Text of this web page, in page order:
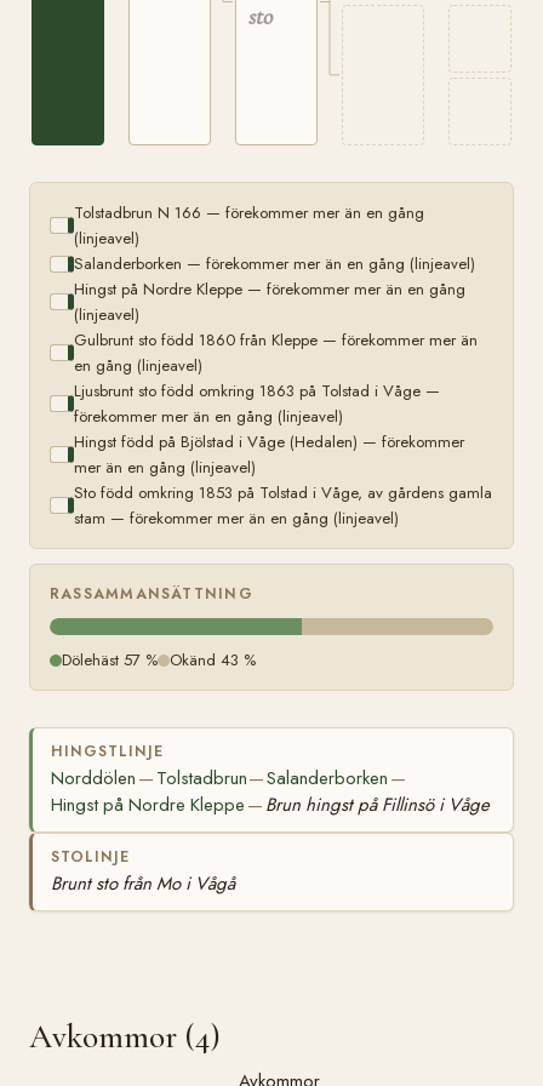
sto
Tolstadbrun N 166 — förekommer mer än en gång
(linjeavel)
Salanderborken — förekommer mer än en gång (linjeavel)
Hingst på Nordre Kleppe — förekommer mer än en gång
(linjeavel)
Gulbrunt sto född 1860 från Kleppe — förekommer mer än
en gång (linjeavel)
Ljusbrunt sto född omkring 1863 på Tolstad i Våge —
förekommer mer än en gång (linjeavel)
Hingst född på Bjölstad i Våge (Hedalen) — förekommer
mer än en gång (linjeavel)
Sto född omkring 1853 på Tolstad i Våge, av gårdens gamla
stam — förekommer mer än en gång (linjeavel)
RASSAMMANSÄTTNING
Dölehäst 57 % Okänd 43 %
HINGSTLINJE
Norddölen — Tolstadbrun—Salanderborken —
Hingst på Nordre Kleppe — Brun hingst på Fillinsö i Våge
STOLINJE
Brunt sto från Mo i Vågå
Avkommor (4)
Avkommor